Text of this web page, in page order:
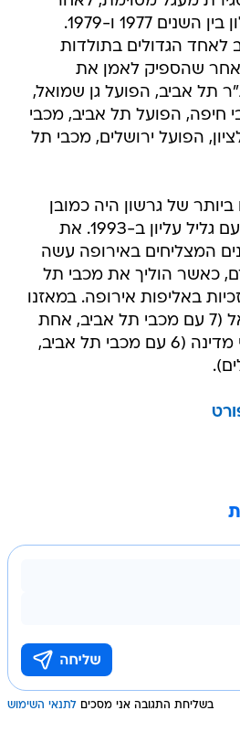
שהספיק לאמן את
תל אביב, הפועל גן שמואל,
חיפה, הפועל תל אביב, מכבי
הפועל ירושלים, מכבי תל
של גרשון היה כמובן
המצליחים באירופה עשה
כאשר הוליך את מכבי תל
באליפות אירופה. במאזנו
שמונה אליפויות ישראל (7 עם מכבי תל אביב, אחת
עם גליל) ושבעה גביעי מדינה (6 עם מכבי תל אביב,
בשליחת התגובה אני מסכים לתנאי השימוש